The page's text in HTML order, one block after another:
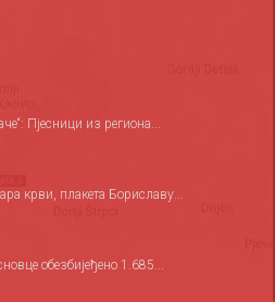
Пјесници из региона...
крви, плакета Бориславу...
обезбијеђено 1.685...